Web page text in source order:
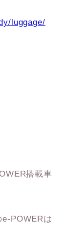
luggage/
搭載車
POWERは